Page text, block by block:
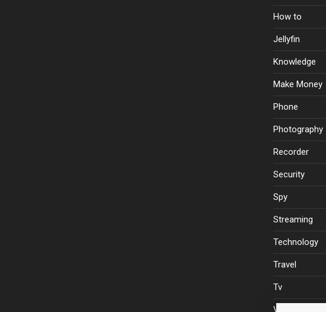
How to
Jellyfin
Knowledge
Make Money
Phone
Photography
Recorder
Security
Spy
Streaming
Technology
Travel
Tv
Vpn